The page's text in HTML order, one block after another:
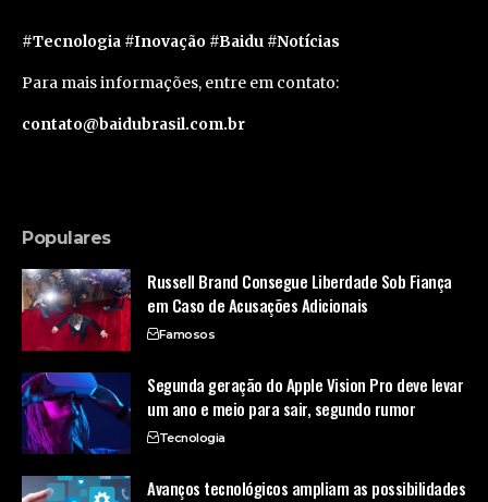
#Tecnologia #Inovação #Baidu #Notícias
Para mais informações, entre em contato:
contato@baidubrasil.com.br
Populares
Russell Brand Consegue Liberdade Sob Fiança
em Caso de Acusações Adicionais
Famosos
Segunda geração do Apple Vision Pro deve levar
um ano e meio para sair, segundo rumor
Tecnologia
Avanços tecnológicos ampliam as possibilidades